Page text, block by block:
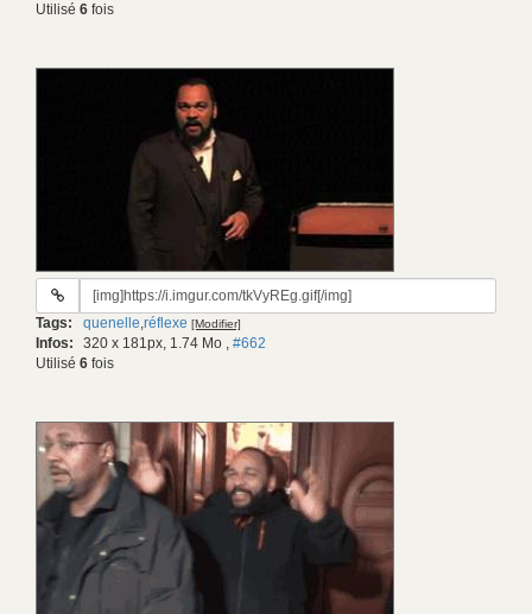
Utilisé 6 fois
URL
gif:
Tags: quenelle,réflexe [Modifier]
Infos: 320 x 181px, 1.74 Mo , #662
Utilisé 6 fois